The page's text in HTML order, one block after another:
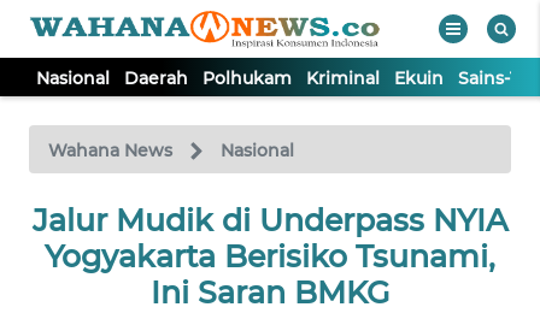
Nasional Daerah Polhukam Kriminal Ekuin Sains-
Wahana News Nasional
Jalur Mudik di Underpass NYIA
Yogyakarta Berisiko Tsunami,
Ini Saran BMKG
TV
Tutup
NASIONAL